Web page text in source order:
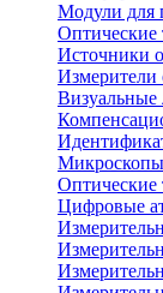
Модули для
Оптические
Источники
Измерители
Визуальные
Микроскопы
Оптические
Цифровые